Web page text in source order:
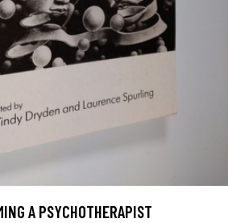
A PSYCHOTHERAPIST